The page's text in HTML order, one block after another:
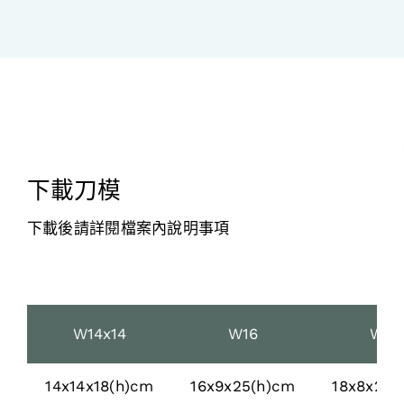
下載刀模
下載後請詳閱檔案內說明事項
W14x14 W16 W18
14x14x18(h)cm 16x9x25(h)cm